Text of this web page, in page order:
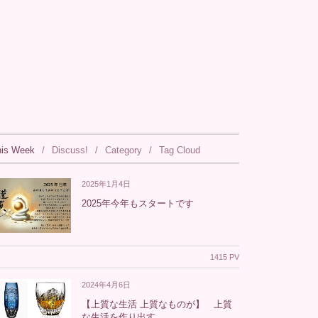
Week Discuss! Category Tag Cloud
2025年1月4日
2025年今年もスタートです
1415 PV
2024年4月6日
【上質な生活 上質なものが】 上質